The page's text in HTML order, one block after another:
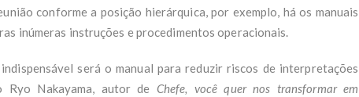
conforme a posição hierárquica, por exemplo, há os manuais
inúmeras instruções e procedimentos operacionais.
será o manual para reduzir riscos de interpretações
Ryo Nakayama, autor de Chefe, você quer nos transformar em